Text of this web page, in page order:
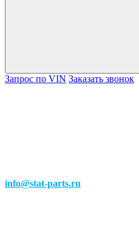
Запрос по VIN Заказать звонок
info@stat-parts.ru